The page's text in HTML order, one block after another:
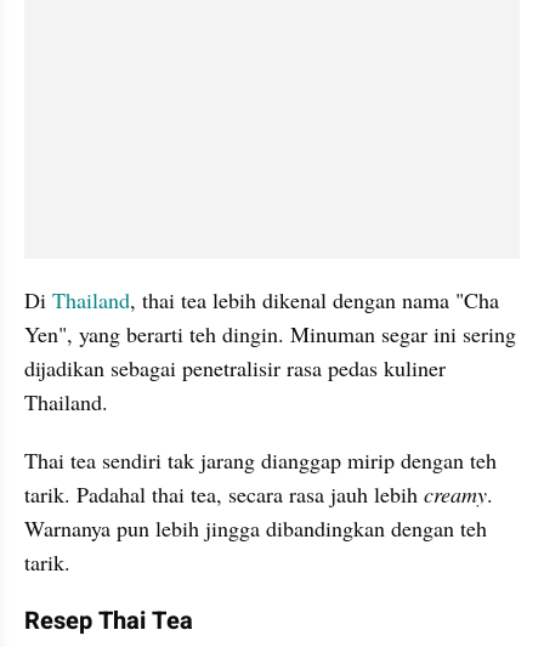
Di Thailand, thai tea lebih dikenal dengan nama "Cha
Yen", yang berarti teh dingin. Minuman segar ini sering
dijadikan sebagai penetralisir rasa pedas kuliner
Thailand.
Thai tea sendiri tak jarang dianggap mirip dengan teh
tarik. Padahal thai tea, secara rasa jauh lebih creamy.
Warnanya pun lebih jingga dibandingkan dengan teh
tarik.
Resep Thai Tea